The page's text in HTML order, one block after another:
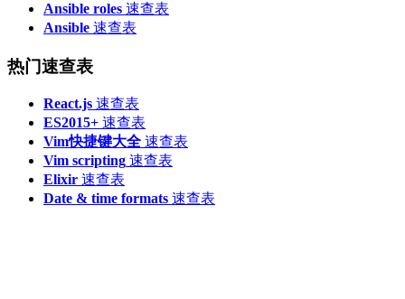
Ansible roles 速查表
Ansible 速查表
热门速查表
React.js 速查表
ES2015+ 速查表
Vim快捷键大全 速查表
Vim scripting 速查表
Elixir 速查表
Date & time formats 速查表